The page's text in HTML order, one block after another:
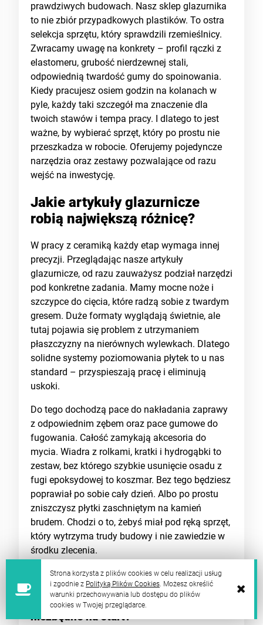
Strona korzysta z plików cookies w celu realizacji usług
i zgodnie z Polityką Plików Cookies. Możesz określić
warunki przechowywania lub dostępu do plików
cookies w Twojej przeglądarce.
prawdziwych budowach. Nasz sklep glazurnika
to nie zbiór przypadkowych plastików. To ostra
selekcja sprzętu, który sprawdzili rzemieślnicy.
Zwracamy uwagę na konkrety – profil rączki z
elastomeru, grubość nierdzewnej stali,
odpowiednią twardość gumy do spoinowania.
Kiedy pracujesz osiem godzin na kolanach w
pyle, każdy taki szczegół ma znaczenie dla
twoich stawów i tempa pracy. I dlatego to jest
ważne, by wybierać sprzęt, który po prostu nie
przeszkadza w robocie. Oferujemy pojedyncze
narzędzia oraz zestawy pozwalające od razu
wejść na inwestycję.
Jakie artykuły glazurnicze
robią największą różnicę?
W pracy z ceramiką każdy etap wymaga innej
precyzji. Przeglądając nasze artykuły
glazurnicze, od razu zauważysz podział narzędzi
pod konkretne zadania. Mamy mocne noże i
szczypce do cięcia, które radzą sobie z twardym
gresem. Duże formaty wyglądają świetnie, ale
tutaj pojawia się problem z utrzymaniem
płaszczyzny na nierównych wylewkach. Dlatego
solidne systemy poziomowania płytek to u nas
standard – przyspieszają pracę i eliminują
uskoki.
Do tego dochodzą pace do nakładania zaprawy
z odpowiednim zębem oraz pace gumowe do
fugowania. Całość zamykają akcesoria do
mycia. Wiadra z rolkami, kratki i hydrogąbki to
zestaw, bez którego szybkie usunięcie osadu z
fugi epoksydowej to koszmar. Bez tego będziesz
poprawiał po sobie cały dzień. Albo po prostu
zniszczysz płytki zaschniętym na kamień
brudem. Chodzi o to, żebyś miał pod ręką sprzęt,
który wytrzyma trudy budowy i nie zawiedzie w
środku zlecenia.
FAQ:
Jakie artykuły glazurnicze są
niezbędne na start?